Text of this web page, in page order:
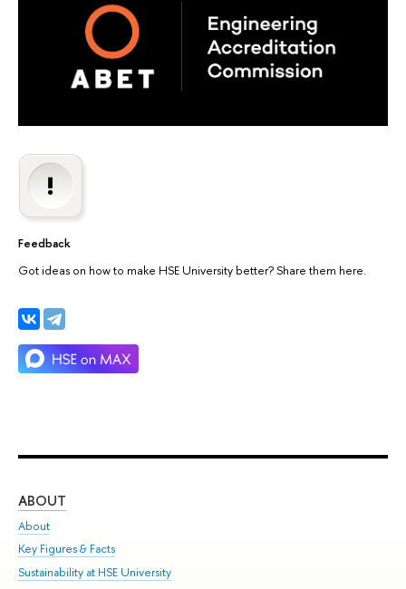
Feedback
Got ideas on how to make HSE University better? Share them here.
ABOUT
About
Key Figures & Facts
Sustainability at HSE University